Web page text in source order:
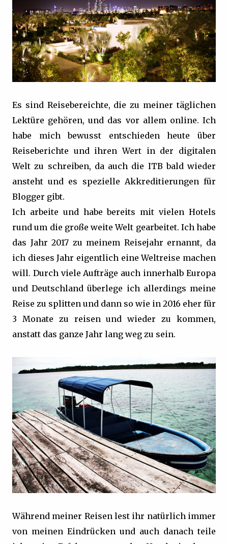
Es sind Reisebereichte, die zu meiner täglichen
Lektüre gehören, und das vor allem online. Ich
habe mich bewusst entschieden heute über
Reiseberichte und ihren Wert in der digitalen
Welt zu schreiben, da auch die ITB bald wieder
ansteht und es spezielle Akkreditierungen für
Blogger gibt.
Ich arbeite und habe bereits mit vielen Hotels
rund um die große weite Welt gearbeitet. Ich habe
das Jahr 2017 zu meinem Reisejahr ernannt, da
ich dieses Jahr eigentlich eine Weltreise machen
will. Durch viele Aufträge auch innerhalb Europa
und Deutschland überlege ich allerdings meine
Reise zu splitten und dann so wie in 2016 eher für
3 Monate zu reisen und wieder zu kommen,
anstatt das ganze Jahr lang weg zu sein.
Während meiner Reisen lest ihr natürlich immer
von meinen Eindrücken und auch danach teile